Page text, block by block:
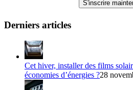
Derniers articles
Cet hiver, installer des films
économies d’énergies ?28